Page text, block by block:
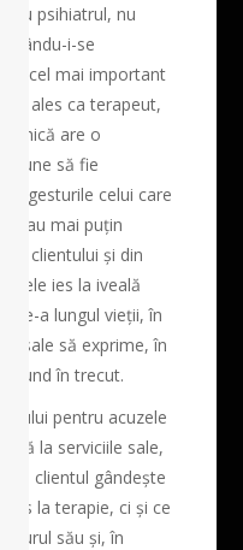
cu psihiatrul, nu
i-se
el, cel mai important
ales ca terapeut,
are o
să fie
și gesturile celui care
sau mai puțin
clientului și din
ies la iveală
de-a lungul vieții, în
sale să exprime, în
în trecut.
pentru acuzele
la serviciile sale,
ce clientul gândește
la terapie, ci și ce
jurul său și, în